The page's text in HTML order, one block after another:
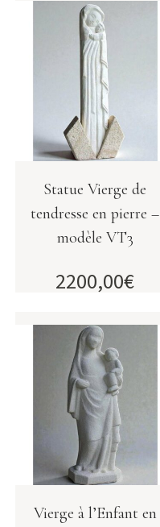
Statue Vierge de
tendresse en pierre –
modèle VT3
2200,00€
Vierge à l’Enfant en